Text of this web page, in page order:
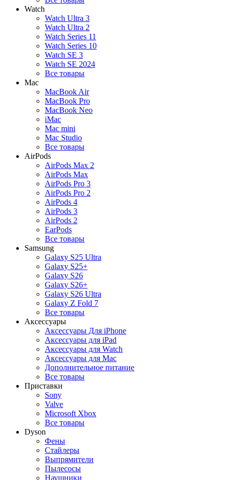
Watch
Watch Ultra 3
Watch Ultra 2
Watch Series 11
Watch Series 10
Watch SE 3
Watch SE 2024
Все товары
Mac
MacBook Air
MacBook Pro
MacBook Neo
iMac
Mac mini
Mac Studio
Все товары
AirPods
AirPods Max 2
AirPods Max
AirPods Pro 3
AirPods Pro 2
AirPods 4
AirPods 3
AirPods 2
EarPods
Все товары
Samsung
Galaxy S25 Ultra
Galaxy S25+
Galaxy S26
Galaxy S26+
Galaxy S26 Ultra
Galaxy Z Fold 7
Все товары
Аксессуары
Аксессуары Для iPhone
Аксессуары для iPad
Аксессуары для Watch
Аксессуары для Mac
Дополнительное питание
Все товары
Приставки
Sony
Valve
Microsoft Xbox
Все товары
Dyson
Фены
Стайлеры
Выпрямители
Пылесосы
Наушники